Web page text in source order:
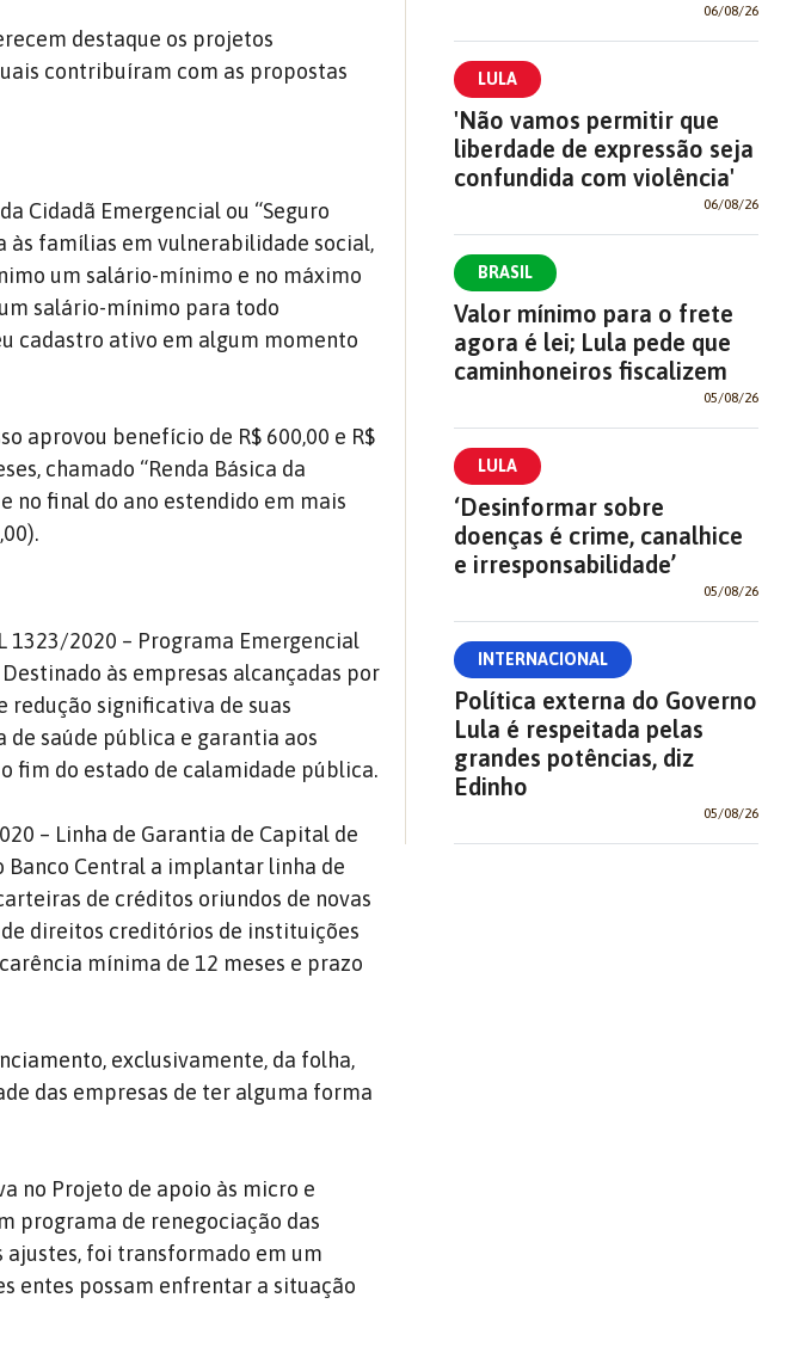
destaque os projetos
contribuíram com as propostas
Cidadã Emergencial ou “Seguro
às famílias em vulnerabilidade social,
um salário-mínimo e no máximo
salário-mínimo para todo
cadastro ativo em algum momento
aprovou benefício de R$ 600,00 e R$
chamado “Renda Básica da
no final do ano estendido em mais
1323/2020 – Programa Emergencial
às empresas alcançadas por
redução significativa de suas
saúde pública e garantia aos
fim do estado de calamidade pública.
– Linha de Garantia de Capital de
Banco Central a implantar linha de
de créditos oriundos de novas
direitos creditórios de instituições
mínima de 12 meses e prazo
exclusivamente, da folha,
das empresas de ter alguma forma
no Projeto de apoio às micro e
programa de renegociação das
ajustes, foi transformado em um
entes possam enfrentar a situação
06/08/26
LULA
'Não vamos permitir que
liberdade de expressão seja
confundida com violência'
06/08/26
BRASIL
Valor mínimo para o frete
agora é lei; Lula pede que
caminhoneiros fiscalizem
05/08/26
LULA
‘Desinformar sobre
doenças é crime, canalhice
e irresponsabilidade’
05/08/26
INTERNACIONAL
Política externa do Governo
Lula é respeitada pelas
grandes potências, diz
Edinho
05/08/26